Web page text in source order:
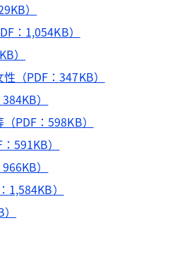
）
：1,054KB）
）
（PDF：347KB）
）
PDF：598KB）
591KB）
）
1,584KB）